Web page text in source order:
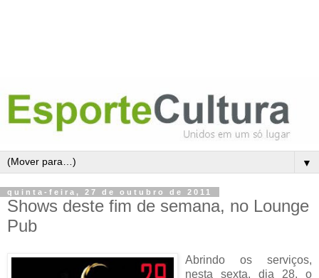
▼
quinta-feira, 27 de outubro de 2011
Shows deste fim de semana, no Lounge
Pub
Abrindo os serviços,
nesta sexta, dia 28, o